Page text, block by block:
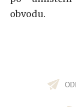
obvodu.